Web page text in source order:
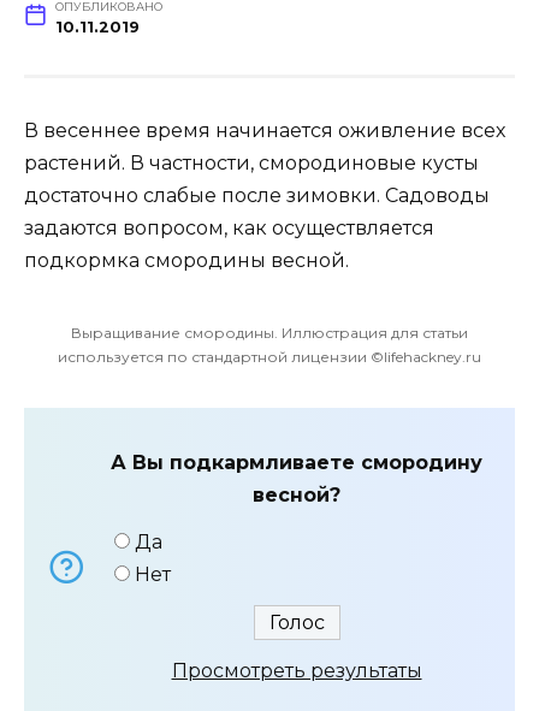
ОПУБЛИКОВАНО
10.11.2019
В весеннее время начинается оживление всех
растений. В частности, смородиновые кусты
достаточно слабые после зимовки. Садоводы
задаются вопросом, как осуществляется
подкормка смородины весной.
Выращивание смородины. Иллюстрация для статьи
используется по стандартной лицензии ©lifehackney.ru
А Вы подкармливаете смородину
весной?
Да
Нет
Просмотреть результаты